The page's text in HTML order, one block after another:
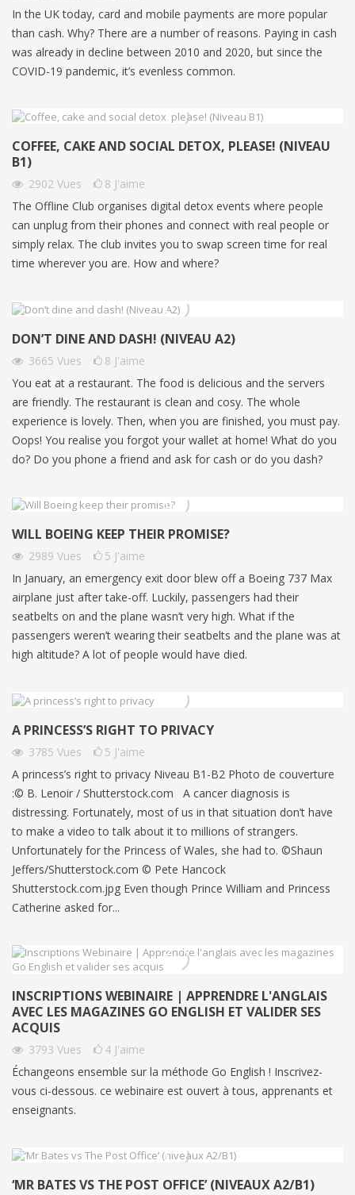
In the UK today, card and mobile payments are more popular
than cash. Why? There are a number of reasons. Paying in cash
was already in decline between 2010 and 2020, but since the
COVID-19 pandemic, it’s evenless common.
COFFEE, CAKE AND SOCIAL DETOX, PLEASE! (NIVEAU
B1)
2902 Vues 8 J'aime
The Offline Club organises digital detox events where people
can unplug from their phones and connect with real people or
simply relax. The club invites you to swap screen time for real
time wherever you are. How and where?
DON’T DINE AND DASH! (NIVEAU A2)
3665 Vues 8 J'aime
You eat at a restaurant. The food is delicious and the servers
are friendly. The restaurant is clean and cosy. The whole
experience is lovely. Then, when you are finished, you must pay.
Oops! You realise you forgot your wallet at home! What do you
do? Do you phone a friend and ask for cash or do you dash?
WILL BOEING KEEP THEIR PROMISE?
2989 Vues 5 J'aime
In January, an emergency exit door blew off a Boeing 737 Max
airplane just after take-off. Luckily, passengers had their
seatbelts on and the plane wasn’t very high. What if the
passengers weren’t wearing their seatbelts and the plane was at
high altitude? A lot of people would have died.
A PRINCESS’S RIGHT TO PRIVACY
3785 Vues 5 J'aime
A princess’s right to privacy Niveau B1-B2 Photo de couverture
:© B. Lenoir / Shutterstock.com A cancer diagnosis is
distressing. Fortunately, most of us in that situation don’t have
to make a video to talk about it to millions of strangers.
Unfortunately for the Princess of Wales, she had to. ©Shaun
Jeffers/Shutterstock.com © Pete Hancock
Shutterstock.com.jpg Even though Prince William and Princess
Catherine asked for...
INSCRIPTIONS WEBINAIRE | APPRENDRE L'ANGLAIS
AVEC LES MAGAZINES GO ENGLISH ET VALIDER SES
ACQUIS
3793 Vues 4 J'aime
Échangeons ensemble sur la méthode Go English ! Inscrivez-
vous ci-dessous. ce webinaire est ouvert à tous, apprenants et
enseignants.
‘MR BATES VS THE POST OFFICE’ (NIVEAUX A2/B1)